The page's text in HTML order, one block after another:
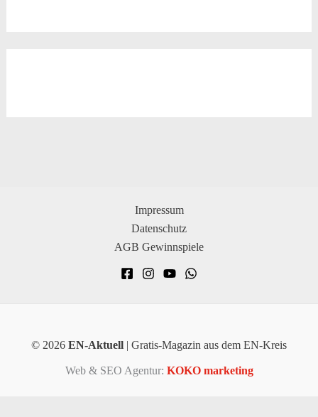
Impressum
Datenschutz
AGB Gewinnspiele
© 2026 EN-Aktuell | Gratis-Magazin aus dem EN-Kreis
Web & SEO Agentur: KOKO marketing